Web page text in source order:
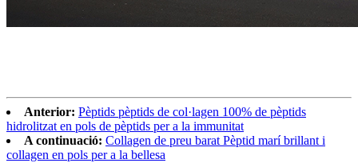
Anterior: Pèptids pèptids de col·lagen 100% de pèptids
hidrolitzat en pols de pèptids per a la immunitat
A continuació: Collagen de preu barat Pèptid marí brillant i
collagen en pols per a la bellesa